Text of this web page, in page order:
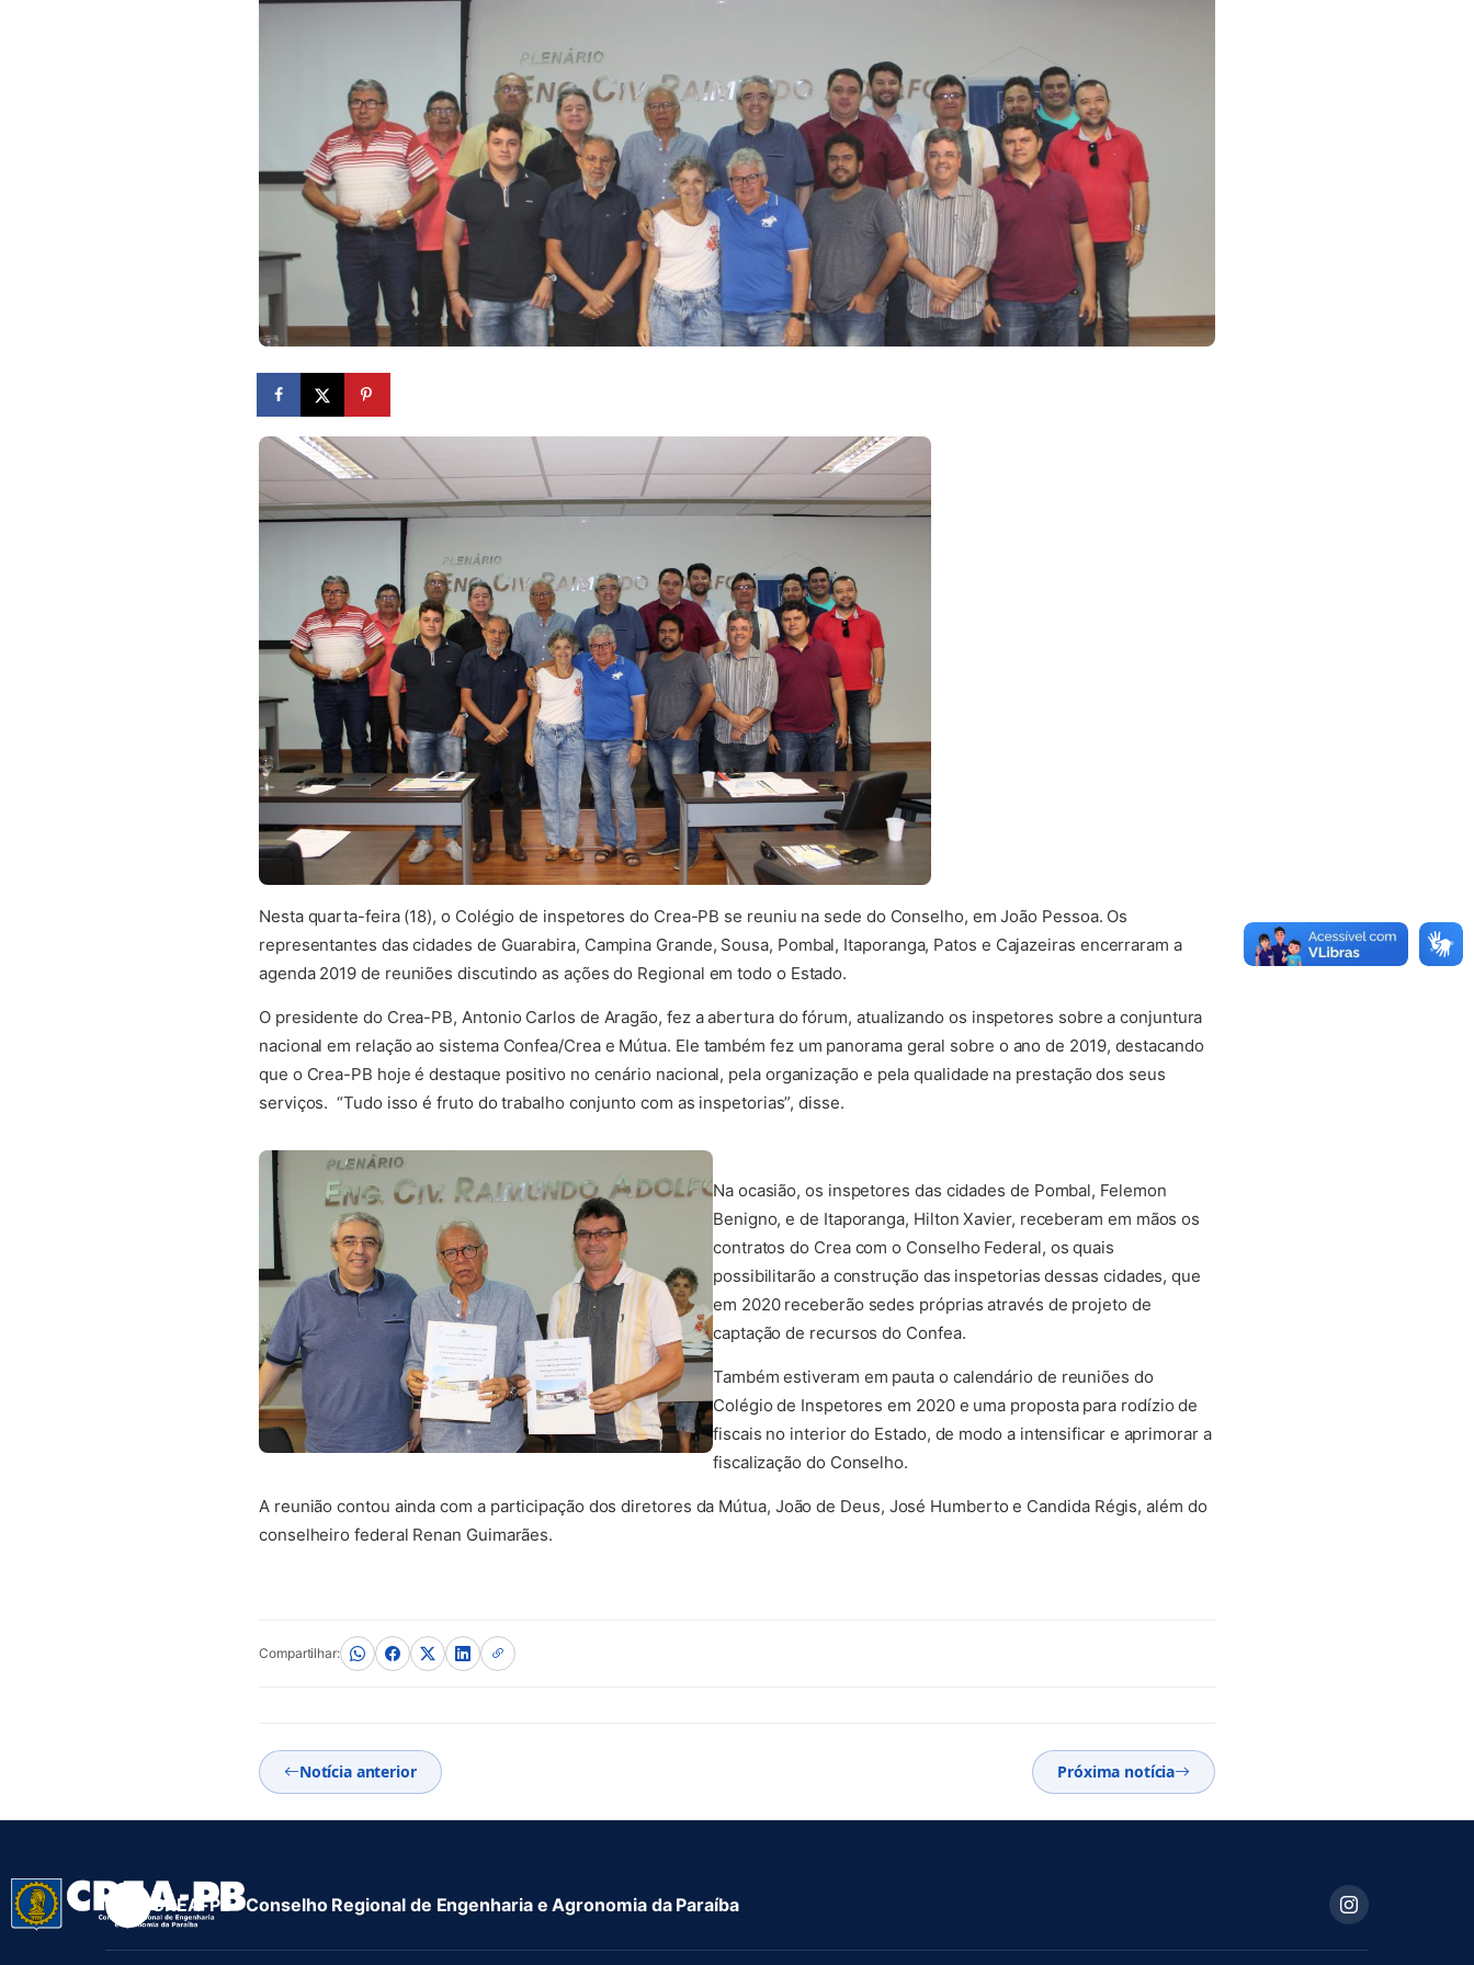
Nesta quarta-feira (18), o Colégio de inspetores do Crea-PB se reuniu na sede do Conselho, em João Pessoa. Os
representantes das cidades de Guarabira, Campina Grande, Sousa, Pombal, Itaporanga, Patos e Cajazeiras encerraram a
agenda 2019 de reuniões discutindo as ações do Regional em todo o Estado.
O presidente do Crea-PB, Antonio Carlos de Aragão, fez a abertura do fórum, atualizando os inspetores sobre a conjuntura
nacional em relação ao sistema Confea/Crea e Mútua. Ele também fez um panorama geral sobre o ano de 2019, destacando
que o Crea-PB hoje é destaque positivo no cenário nacional, pela organização e pela qualidade na prestação dos seus
serviços. “Tudo isso é fruto do trabalho conjunto com as inspetorias”, disse.
Na ocasião, os inspetores das cidades de Pombal, Felemon
Benigno, e de Itaporanga, Hilton Xavier, receberam em mãos os
contratos do Crea com o Conselho Federal, os quais
possibilitarão a construção das inspetorias dessas cidades, que
em 2020 receberão sedes próprias através de projeto de
captação de recursos do Confea.
Também estiveram em pauta o calendário de reuniões do
Colégio de Inspetores em 2020 e uma proposta para rodízio de
fiscais no interior do Estado, de modo a intensificar e aprimorar a
fiscalização do Conselho.
A reunião contou ainda com a participação dos diretores da Mútua, João de Deus, José Humberto e Candida Régis, além do
conselheiro federal Renan Guimarães.
Compartilhar:
Notícia anterior Próxima notícia
CREA-PB · Conselho Regional de Engenharia e Agronomia da Paraíba